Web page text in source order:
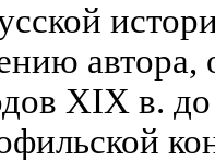
автора,
XIX в.